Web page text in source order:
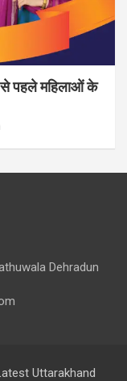
पहले महिलाओं के
Dehradun
Uttarakhand